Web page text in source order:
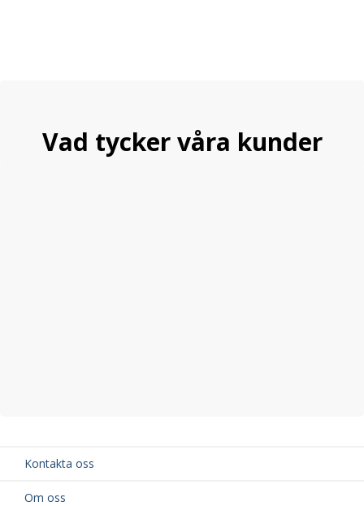
Vad tycker våra kunder
Kontakta oss
Om oss